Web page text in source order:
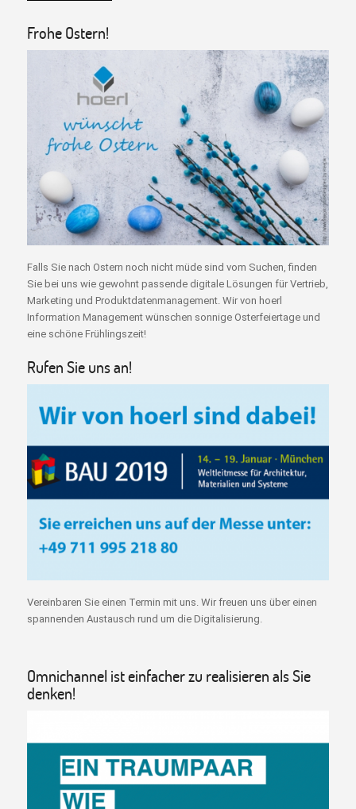
Frohe Ostern!
Falls Sie nach Ostern noch nicht müde sind vom Suchen, finden
Sie bei uns wie gewohnt passende digitale Lösungen für Vertrieb,
Marketing und Produktdatenmanagement. Wir von hoerl
Information Management wünschen sonnige Osterfeiertage und
eine schöne Frühlingszeit!
Rufen Sie uns an!
Vereinbaren Sie einen Termin mit uns. Wir freuen uns über einen
spannenden Austausch rund um die Digitalisierung.
Omnichannel ist einfacher zu realisieren als Sie
denken!